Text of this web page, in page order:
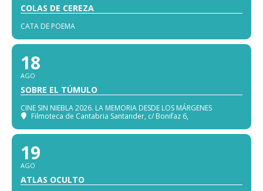
COLAS DE CEREZA
CATA DE POEMA
18
AGO
SOBRE EL TÚMULO
CINE SIN NIEBLA 2026. LA MEMORIA DESDE LOS MÁRGENES
Filmoteca de Cantabria Santander, c/ Bonifaz 6,
19
AGO
ATLAS OCULTO